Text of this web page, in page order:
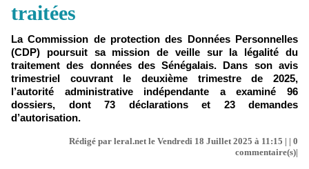
traitées
La Commission de protection des Données Personnelles
(CDP) poursuit sa mission de veille sur la légalité du
traitement des données des Sénégalais. Dans son avis
trimestriel couvrant le deuxième trimestre de 2025,
l’autorité administrative indépendante a examiné 96
dossiers, dont 73 déclarations et 23 demandes
d’autorisation.
Rédigé par leral.net le Vendredi 18 Juillet 2025 à 11:15 | | 0
commentaire(s)|